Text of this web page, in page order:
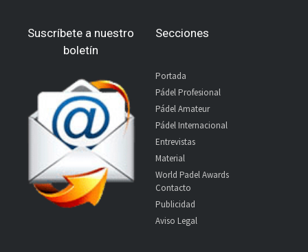
Suscríbete a nuestro
boletín
Secciones
Portada
Pádel Profesional
Pádel Amateur
Pádel Internacional
Entrevistas
Material
World Padel Awards
Contacto
Publicidad
Aviso Legal